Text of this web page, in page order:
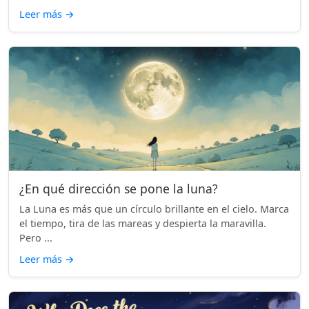
Leer más →
¿En qué dirección se pone la luna?
La Luna es más que un círculo brillante en el cielo. Marca
el tiempo, tira de las mareas y despierta la maravilla.
Pero ...
Leer más →